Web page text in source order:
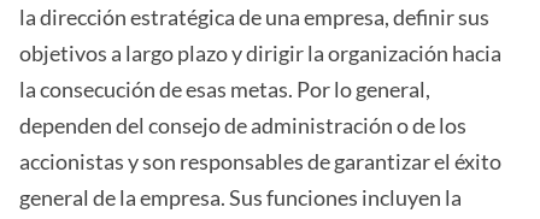
la dirección estratégica de una empresa, definir sus
objetivos a largo plazo y dirigir la organización hacia
la consecución de esas metas. Por lo general,
dependen del consejo de administración o de los
accionistas y son responsables de garantizar el éxito
general de la empresa. Sus funciones incluyen la